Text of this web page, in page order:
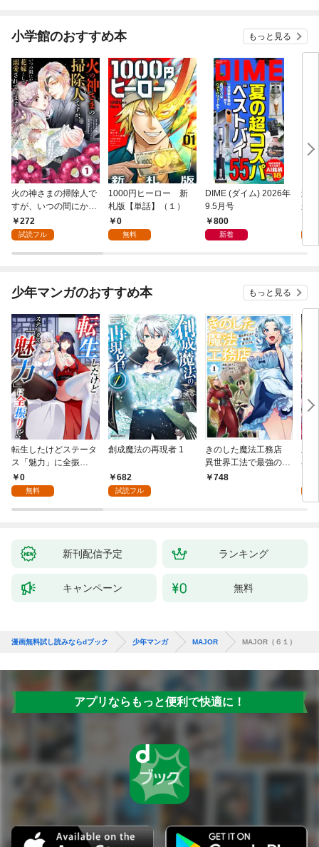
小学館のおすすめ本 もっと見る
火の神さまの掃除人で
すが、いつの間にか花
嫁として溺愛されてい
ます【単話】（１）
272
試読フル
1000円ヒーロー 新
札版【単話】（１）
0
無料
DIME (ダイム) 2026年
9.5月号
800
新着
追
か
れ
（
少年マンガのおすすめ本 もっと見る
転生したけどステータ
ス「魅力」に全振
り！？(1)
0
無料
創成魔法の再現者 1
682
試読フル
きのした魔法工務店
異世界工法で最強の家
づくりを（コミック）
748
兆
る
新刊配信予定 ランキング
キャンペーン 無料
漫画無料試し読みならdブック 少年マンガ MAJOR MAJOR（６１）
アプリならもっと便利で快適に！